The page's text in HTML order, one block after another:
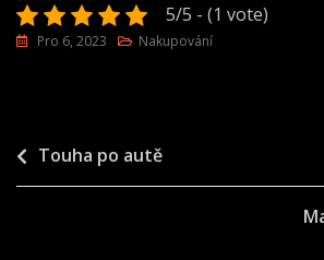
5/5 - (1 vote)
Pro 6, 2023 Nakupování
Navigace
pro
Touha po autě